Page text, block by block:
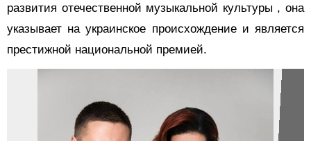
развития отечественной музыкальной культуры , она
указывает на украинское происхождение и является
престижной национальной премией.